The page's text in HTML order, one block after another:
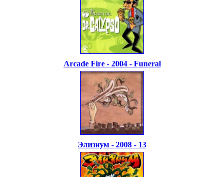
Arcade Fire - 2004 - Funeral
Элизиум - 2008 - 13